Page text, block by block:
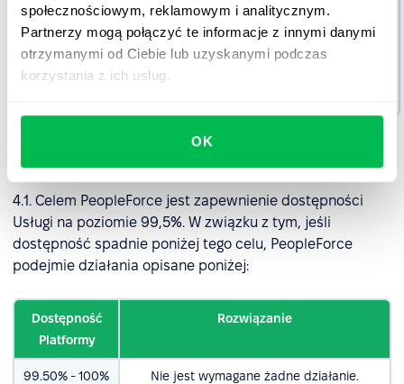
społecznościowym, reklamowym i analitycznym.
Partnerzy mogą połączyć te informacje z innymi danymi
otrzymanymi od Ciebie lub uzyskanymi podczas
korzystania z ich usług.
OK
Przykłady:
ulepszenia
produktów,
pytania
dotyczące
4. Dostępność Platformy
4.1. Celem PeopleForce jest zapewnienie dostępności
Usługi na poziomie 99,5%. W związku z tym, jeśli
dostępność spadnie poniżej tego celu, PeopleForce
podejmie działania opisane poniżej:
Dostępność
Platformy
Rozwiązanie
99.50% - 100% Nie jest wymagane żadne działanie.